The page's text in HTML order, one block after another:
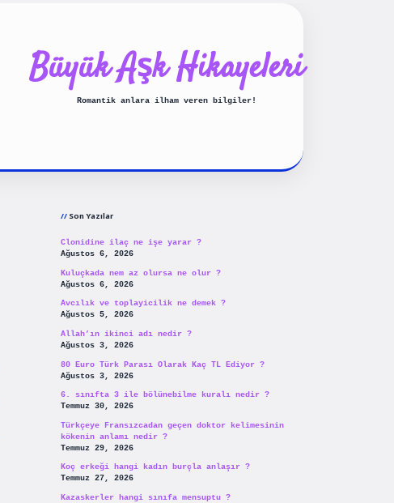
Büyük Aşk Hikayeleri
Romantik anlara ilham veren bilgiler!
Son Yazılar
Clonidine ilaç ne işe yarar ?
Ağustos 6, 2026
Kuluçkada nem az olursa ne olur ?
Ağustos 6, 2026
Avcılık ve toplayicilik ne demek ?
Ağustos 5, 2026
Allah’ın ikinci adı nedir ?
Ağustos 3, 2026
80 Euro Türk Parası Olarak Kaç TL Ediyor ?
Ağustos 3, 2026
6. sınıfta 3 ile bölünebilme kuralı nedir ?
Temmuz 30, 2026
Türkçeye Fransızcadan geçen doktor kelimesinin
kökenin anlamı nedir ?
Temmuz 29, 2026
Koç erkeği hangi kadın burçla anlaşır ?
Temmuz 27, 2026
Kazaskerler hangi sınıfa mensuptu ?